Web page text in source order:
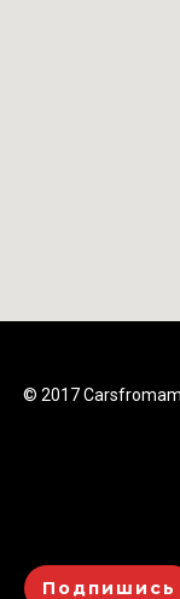
Подпишись
© 2017
Создание